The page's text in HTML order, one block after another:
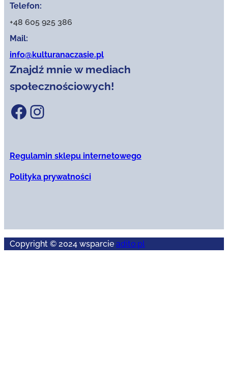
Telefon:
+48 605 925 386
Mail:
info@kulturanaczasie.pl
Znajdź mnie w mediach
społecznościowych!
Facebook Instagram
Regulamin sklepu internetowego
Polityka prywatności
Copyright © 2024 wsparcie adito.pl